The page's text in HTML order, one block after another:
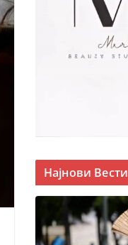
Најнови Вести